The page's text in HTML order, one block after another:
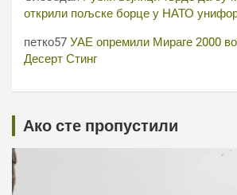
открили пољске борце у НАТО
петко57 УАЕ опремили Мираге 2000
Десерт Стинг
Ако сте пропустили